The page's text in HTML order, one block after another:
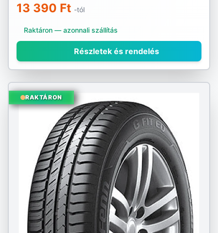
13 390 Ft -tól
Raktáron — azonnali szállítás
Részletek és rendelés
RAKTÁRON